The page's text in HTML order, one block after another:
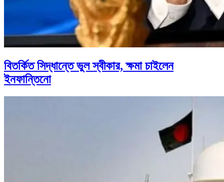
বিতর্কিত সিদ্ধান্তে ভুল স্বীকার, ক্ষমা চাইলেন
ইনফান্তিনো